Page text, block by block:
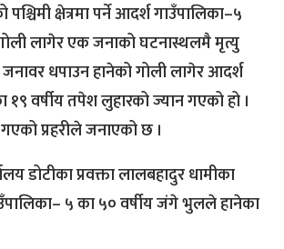
पश्चिमी क्षेत्रमा पर्ने आदर्श गाउँपालिका–५
लागेर एक जनाको घटनास्थलमै मृत्यु
धपाउन हानेको गोली लागेर आदर्श
१९ वर्षीय तपेश लुहारको ज्यान गएको हो ।
प्रहरीले जनाएको छ ।
डोटीका प्रवक्ता लालबहादुर धामीका
५ का ५० वर्षीय जंगे भुलले हानेका